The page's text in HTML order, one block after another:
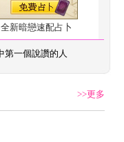
全新暗戀速配占卜
第一個說讚的人
>>更多